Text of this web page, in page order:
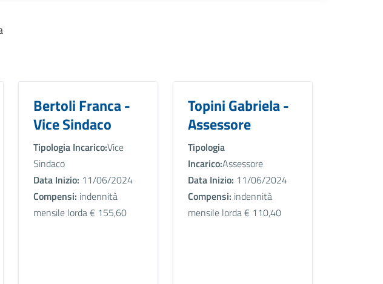
Bertoli Franca -
Vice Sindaco
Tipologia Incarico:Vice
Sindaco
Data Inizio: 11/06/2024
Compensi: indennità
mensile lorda € 155,60
Topini Gabriela -
Assessore
Tipologia
Incarico:Assessore
Data Inizio: 11/06/2024
Compensi: indennità
mensile lorda € 110,40